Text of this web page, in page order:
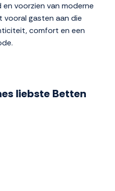
voorzien van moderne
vooral gasten aan die
comfort en een
liebste Betten